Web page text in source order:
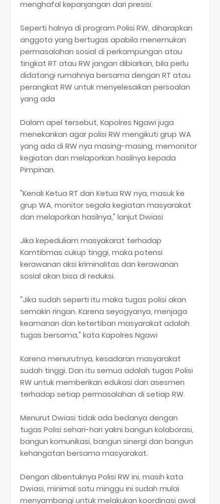
menghafal kepanjangan dari presisi.
Seperti halnya di program Polisi RW, diharapkan
anggota yang bertugas apabila menemukan
permasalahan sosial di perkampungan atau
tingkat RT atau RW jangan dibiarkan, bila perlu
didatangi rumahnya bersama dengan RT atau
perangkat RW untuk menyelesaikan persoalan
yang ada
Dalam apel tersebut, Kapolres Ngawi juga
menekankan agar polisi RW mengikuti grup WA
yang ada di RW nya masing-masing, memonitor
kegiatan dan melaporkan hasilnya kepada
Pimpinan.
"Kenali Ketua RT dan Ketua RW nya, masuk ke
grup WA, monitor segala kegiatan masyarakat
dan melaporkan hasilnya," lanjut Dwiasi
Jika kepeduliam masyakarat terhadap
Kamtibmas cukup tinggi, maka potensi
kerawanan aksi kriminalitas dan kerawanan
sosial akan bisa di reduksi.
"Jika sudah seperti itu maka tugas polisi akan
semakin ringan. Karena seyogyanya, menjaga
keamanan dan ketertiban masyarakat adalah
tugas bersama," kata Kapolres Ngawi
Karena menurutnya, kesadaran masyarakat
sudah tinggi. Dan itu semua adalah tugas Polisi
RW untuk memberikan edukasi dan asesmen
terhadap setiap permasalahan di setiap RW.
Menurut Dwiasi tidak ada bedanya dengan
tugas Polisi sehari-hari yakni bangun kolaborasi,
bangun komunikasi, bangun sinergi dan bangun
kehangatan bersama masyarakat.
Dengan dibentuknya Polisi RW ini, masih kata
Dwiasi, minimal satu minggu ini sudah mulai
menyambangi untuk melakukan koordinasi awal